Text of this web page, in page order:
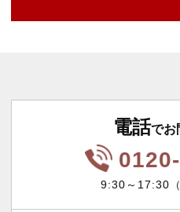
電話でお
9:30～17:30（